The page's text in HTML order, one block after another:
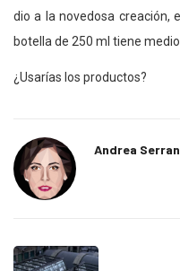
dio a la novedosa creación,
botella de 250 ml tiene
¿Usarías los productos?
Andrea